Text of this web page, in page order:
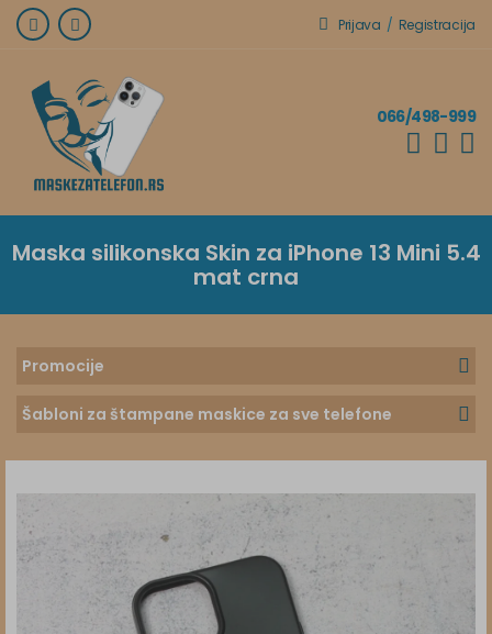
Prijava / Registracija
066/498-999
Maska silikonska Skin za iPhone 13 Mini 5.4
mat crna
Promocije
Šabloni za štampane maskice za sve telefone